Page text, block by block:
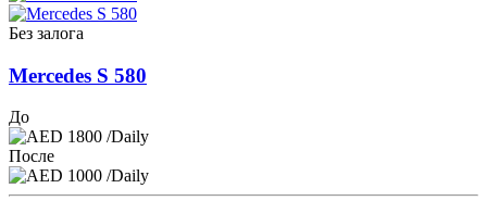
Без залога
Mercedes S 580
До
1800 /Daily
После
1000 /Daily